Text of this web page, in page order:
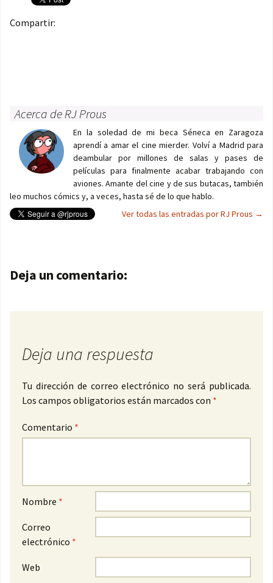
Compartir:
Acerca de RJ Prous
En la soledad de mi beca Séneca en Zaragoza
aprendí a amar el cine mierder. Volví a Madrid para
deambular por millones de salas y pases de
películas para finalmente acabar trabajando con
aviones. Amante del cine y de sus butacas, también
leo muchos cómics y, a veces, hasta sé de lo que hablo.
Ver todas las entradas por RJ Prous →
Navegación de entradas
Deja un comentario:
Deja una respuesta
Tu dirección de correo electrónico no será publicada.
Los campos obligatorios están marcados con *
Comentario *
Nombre *
Correo
electrónico *
Web